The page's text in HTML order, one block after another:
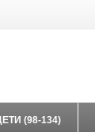
(98-134)